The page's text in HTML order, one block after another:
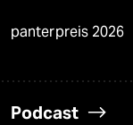
panterpreis 2026
Podcast